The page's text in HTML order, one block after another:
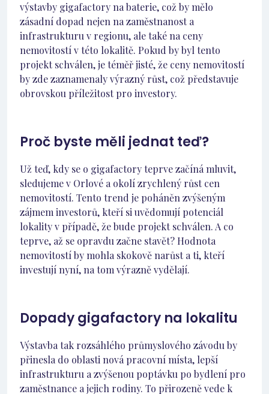
výstavby gigafactory na baterie, což by mělo
zásadní dopad nejen na zaměstnanost a
infrastrukturu v regionu, ale také na ceny
nemovitostí v této lokalitě. Pokud by byl tento
projekt schválen, je téměř jisté, že ceny nemovitostí
by zde zaznamenaly výrazný růst, což představuje
obrovskou příležitost pro investory.
Proč byste měli jednat teď?
Už teď, kdy se o gigafactory teprve začíná mluvit,
sledujeme v Orlové a okolí zrychlený růst cen
nemovitostí. Tento trend je poháněn zvýšeným
zájmem investorů, kteří si uvědomují potenciál
lokality v případě, že bude projekt schválen. A co
teprve, až se opravdu začne stavět? Hodnota
nemovitostí by mohla skokově narůst a ti, kteří
investují nyní, na tom výrazně vydělají.
Dopady gigafactory na lokalitu
Výstavba tak rozsáhlého průmyslového závodu by
přinesla do oblasti nová pracovní místa, lepší
infrastrukturu a zvýšenou poptávku po bydlení pro
zaměstnance a jejich rodiny. To přirozeně vede k